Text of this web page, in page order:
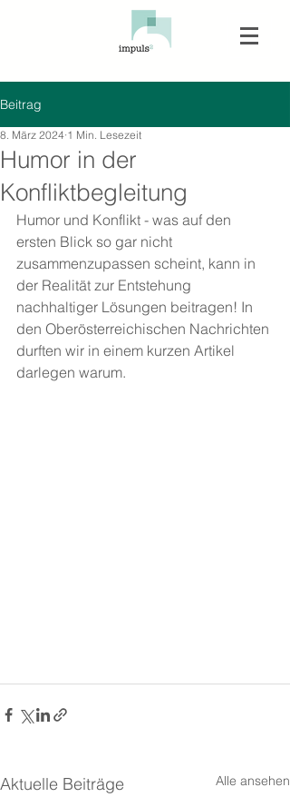
Beitrag
Humor in der
Konfliktbegleitung
8. März 2024 1 Min. Lesezeit
Humor und Konflikt - was auf den
ersten Blick so gar nicht
zusammenzupassen scheint, kann in
der Realität zur Entstehung
nachhaltiger Lösungen beitragen! In
den Oberösterreichischen Nachrichten
durften wir in einem kurzen Artikel
darlegen warum.
Aktuelle Beiträge Alle ansehen